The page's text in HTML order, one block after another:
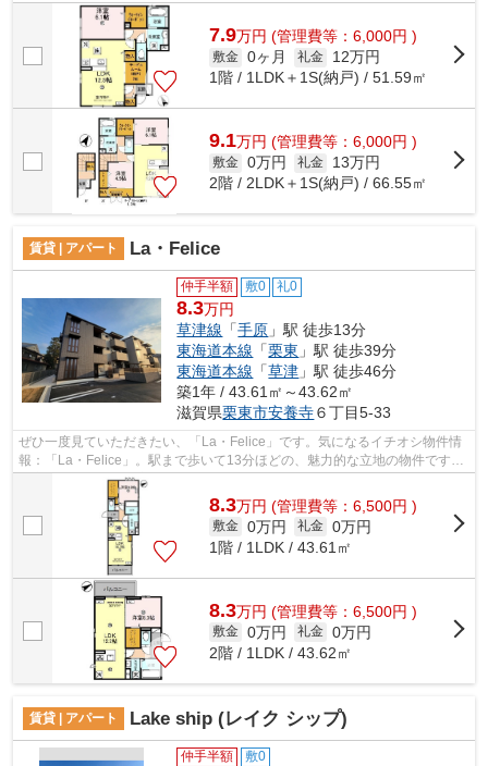
アパートです。当社なら、希望条件に合...
7.9万円 (管理費等：6,000円 )
敷金 0ヶ月 礼金
12万円
1階 / 1LDK＋1S(納戸) / 51.59㎡
9.1万円 (管理費等：6,000円 )
敷金 0万円 礼金
13万円
2階 / 2LDK＋1S(納戸) / 66.55㎡
賃貸 | アパート La・Felice
仲手半額 敷0 礼0
8.3万円
草津線 「手原 」駅 徒歩13分
東海道本線 「栗東 」駅 徒歩39分
東海道本線 「草津 」駅 徒歩46分
築1年 / 43.61㎡～43.62㎡
滋賀県栗東市安養寺６丁目5-33
ぜひ一度見ていただきたい、「La・Felice」です。気になるイチオシ物件情
報：「La・Felice」。駅まで歩いて13分ほどの、魅力的な立地の物件です。
充実の設備と綺麗な室内を兼ね備えた...
8.3万円 (管理費等：6,500円 )
敷金 0万円 礼金 0万円
1階 / 1LDK / 43.61㎡
8.3万円 (管理費等：6,500円 )
敷金 0万円 礼金 0万円
2階 / 1LDK / 43.62㎡
賃貸 | アパート Lake ship (レイク シップ)
仲手半額 敷0